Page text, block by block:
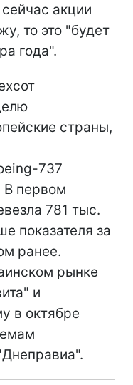
акции
то это "будет
года".
страны,
737
В первом
781 тыс.
показателя за
ранее.
рынке
и
в октябре